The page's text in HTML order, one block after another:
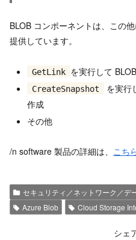
BLOB コンポーネントは、この
提供しています。
GetLink を実行して
CreateSnapshot
を実行
作成
その他
/n software 製品の詳細は、 こち
セキュリティ／ネットワーク／デ
Azure Blob
Cloud Storage
シェ